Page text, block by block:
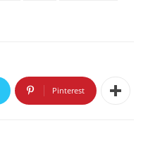
Pinterest